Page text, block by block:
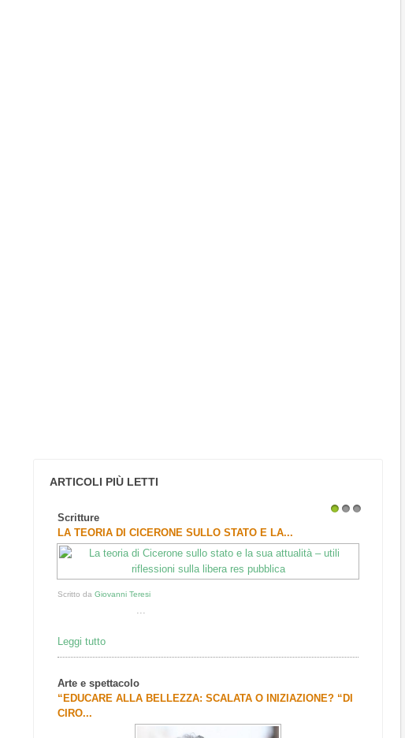
ARTICOLI PIÙ LETTI
Scritture
LA TEORIA DI CICERONE SULLO STATO E LA...
Scritto daGiovanni Teresi
...
Leggi tutto
Arte e spettacolo
“EDUCARE ALLA BELLEZZA: SCALATA O INIZIAZIONE? “DI
CIRO...